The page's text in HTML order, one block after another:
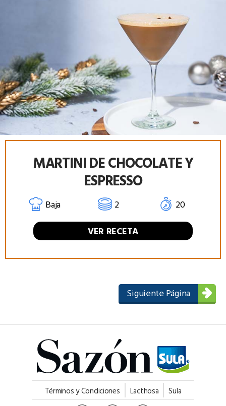
MARTINI DE CHOCOLATE Y
ESPRESSO
Baja 2
20
VER RECETA
Siguiente Página
Términos y Condiciones Lacthosa Sula